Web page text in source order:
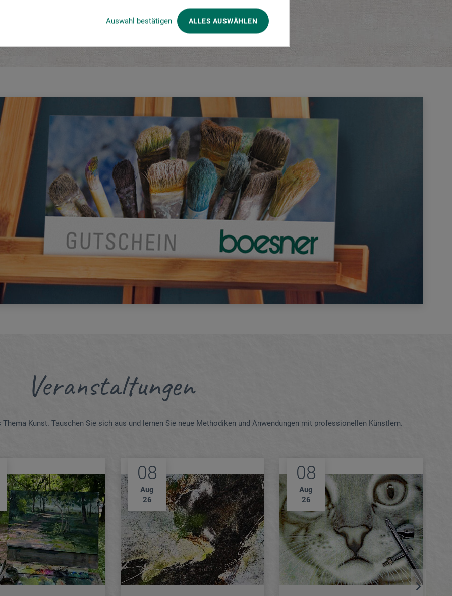
Auswahl bestätigen ALLES AUSWÄHLEN
Veranstaltungen
Kunst. Tauschen Sie sich aus und lernen Sie neue Methodiken und Anwendungen mit professionellen Künstlern.
08
Aug
26
08
Aug
26